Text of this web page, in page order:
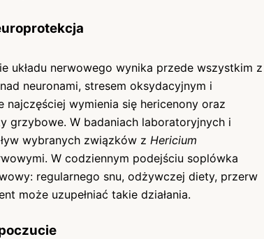
układu nerwowego wynika przede wszystkim z
neuronami, stresem oksydacyjnym i
wymienia się hericenony oraz
grzybowe. W badaniach laboratoryjnych i
wybranych związków z Hericium
W codziennym podejściu soplówka
regularnego snu, odżywczej diety, przerw
może uzupełniać takie działania.